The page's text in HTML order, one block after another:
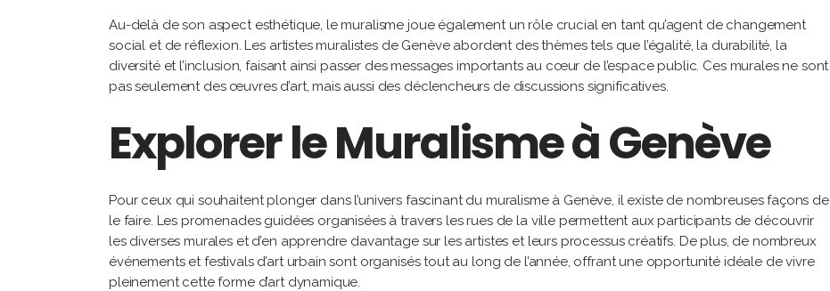
Au-delà de son aspect esthétique, le muralisme joue également un rôle crucial en tant qu’agent de changement
social et de réflexion. Les artistes muralistes de Genève abordent des thèmes tels que l’égalité, la durabilité, la
diversité et l’inclusion, faisant ainsi passer des messages importants au cœur de l’espace public. Ces murales ne sont
pas seulement des œuvres d’art, mais aussi des déclencheurs de discussions significatives.
Explorer le Muralisme à Genève
Pour ceux qui souhaitent plonger dans l’univers fascinant du muralisme à Genève, il existe de nombreuses façons de
le faire. Les promenades guidées organisées à travers les rues de la ville permettent aux participants de découvrir
les diverses murales et d’en apprendre davantage sur les artistes et leurs processus créatifs. De plus, de nombreux
événements et festivals d’art urbain sont organisés tout au long de l’année, offrant une opportunité idéale de vivre
pleinement cette forme d’art dynamique.